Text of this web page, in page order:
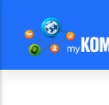
La caisse
Blog New
Contactez-